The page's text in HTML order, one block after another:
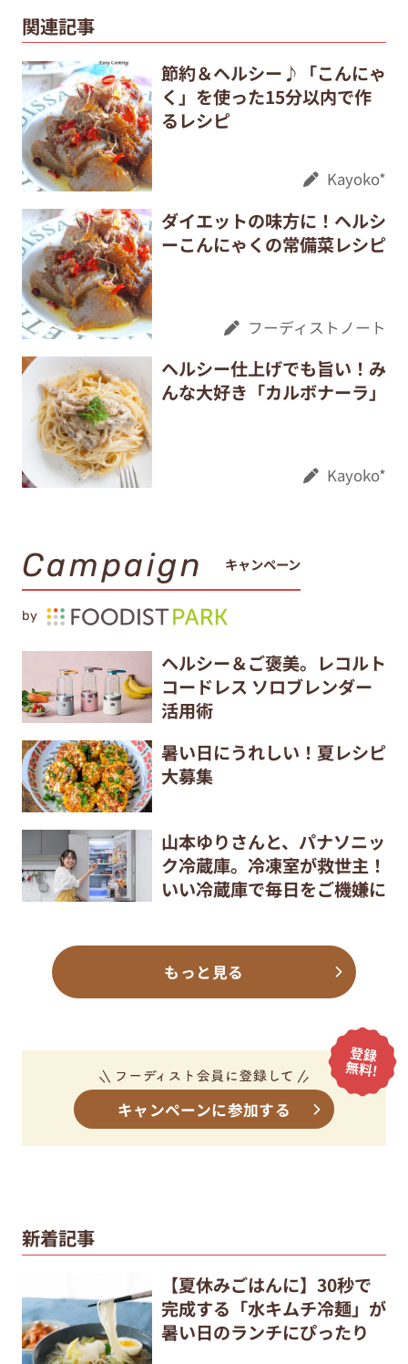
関連記事
節約＆ヘルシー♪「こんにゃ
く」を使った15分以内で作
るレシピ
Kayoko*
ダイエットの味方に！ヘルシ
ーこんにゃくの常備菜レシピ
フーディストノート
ヘルシー仕上げでも旨い！み
んな大好き「カルボナーラ」
Kayoko*
Campaign キャンペーン
by
ヘルシー＆ご褒美。レコルト
コードレス ソロブレンダー
活用術
暑い日にうれしい！夏レシピ
大募集
山本ゆりさんと、パナソニッ
ク冷蔵庫。冷凍室が救世主！
いい冷蔵庫で毎日をご機嫌に
もっと見る
キャンペーンに参加する
新着記事
【夏休みごはんに】30秒で
完成する「水キムチ冷麺」が
暑い日のランチにぴったり